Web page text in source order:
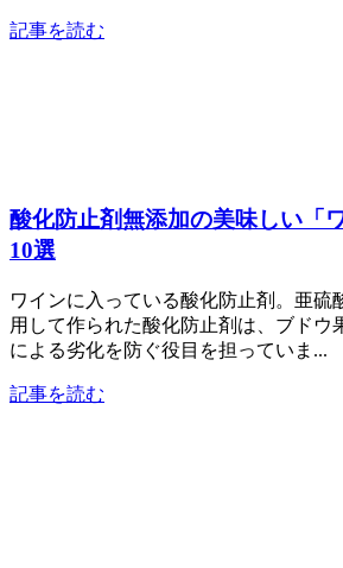
記事を読む
酸化防止剤無添加の美味しい「
10選
ワインに入っている酸化防止剤。亜硫
用して作られた酸化防止剤は、ブドウ
による劣化を防ぐ役目を担っていま...
記事を読む